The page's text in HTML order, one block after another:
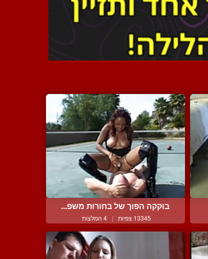
בוקקה הפוך של בחורות משפ...
13345 צפיות | 4 המלצות